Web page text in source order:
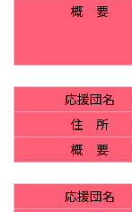
概 要
応援団名
住 所
概 要
応援団名